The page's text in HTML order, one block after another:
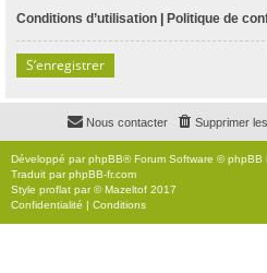
Conditions d’utilisation | Politique de
S’enregistrer
Supprimer
Nous contacter
Développé parphpBB® Forum Software © phpBB
Traduit parphpBB-fr.com
Style proflat par ©Mazeltof 2017
Confidentialité | Conditions